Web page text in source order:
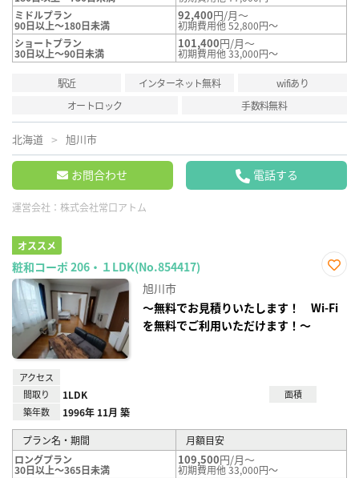
ミドルプラン
90日以上～180日未満
92,400円/月～
初期費用他 52,800円～
ショートプラン
30日以上～90日未満
101,400円/月～
初期費用他 33,000円～
駅近 インターネット無料
wifiあり
オートロック
手数料無料
北海道 旭川市
お問合わせ 電話する
運営会社： 株式会社常口アトム
オススメ
粧和コーポ 206・１LDK(No.854417)
り登
録
旭川市
～無料でお見積りいたします！ Wi-Fi
を無料でご利用いただけます！～
アクセス
間取り
1LDK
面積
築年数
1996年 11月 築
プラン名・期間
月額目安
ロングプラン
30日以上～365日未満
109,500円/月～
初期費用他 33,000円～